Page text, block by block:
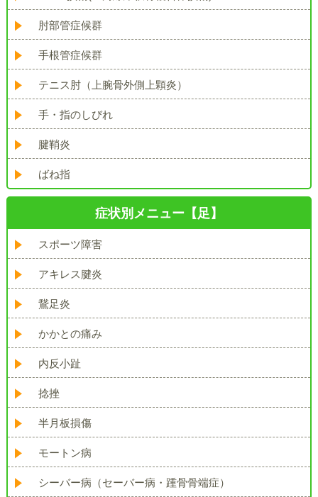
肘部管症候群
手根管症候群
テニス肘（上腕骨外側上顆炎）
手・指のしびれ
腱鞘炎
ばね指
症状別メニュー【足】
スポーツ障害
アキレス腱炎
鵞足炎
かかとの痛み
内反小趾
捻挫
半月板損傷
モートン病
シーバー病（セーバー病・踵骨骨端症）